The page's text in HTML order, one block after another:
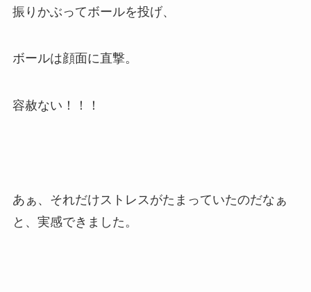
振りかぶってボールを投げ、
ボールは顔面に直撃。
容赦ない！！！
あぁ、それだけストレスがたまっていたのだなぁ
と、実感できました。